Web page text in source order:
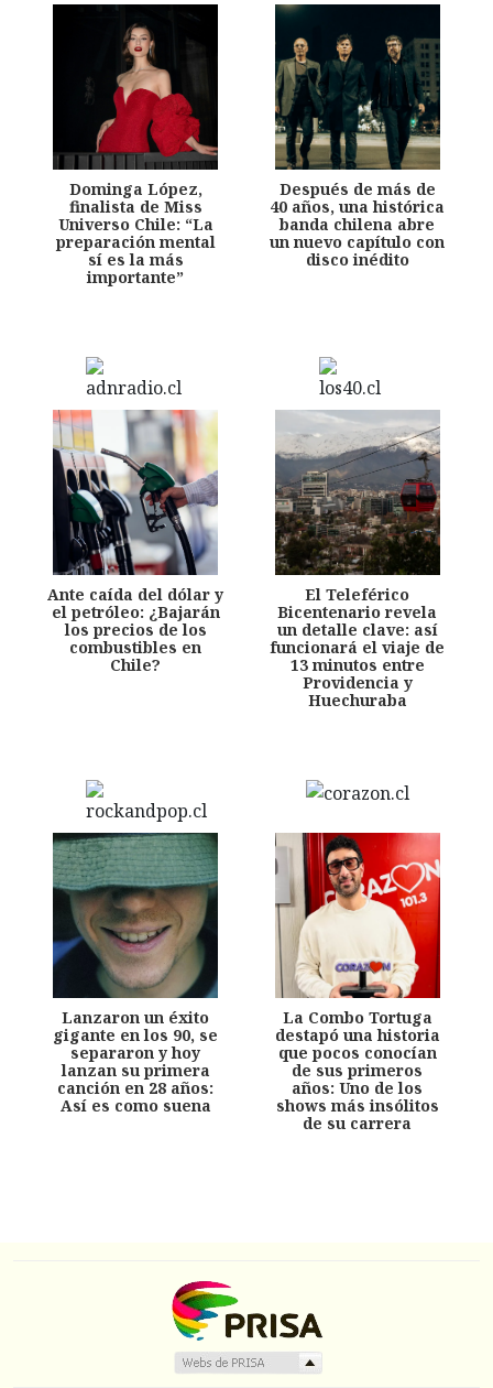
Dominga López,
finalista de Miss
Universo Chile: “La
preparación mental
sí es la más
importante”
Después de más de
40 años, una histórica
banda chilena abre
un nuevo capítulo con
disco inédito
Ante caída del dólar y
el petróleo: ¿Bajarán
los precios de los
combustibles en
Chile?
El Teleférico
Bicentenario revela
un detalle clave: así
funcionará el viaje de
13 minutos entre
Providencia y
Huechuraba
Lanzaron un éxito
gigante en los 90, se
separaron y hoy
lanzan su primera
canción en 28 años:
Así es como suena
La Combo Tortuga
destapó una historia
que pocos conocían
de sus primeros
años: Uno de los
shows más insólitos
de su carrera